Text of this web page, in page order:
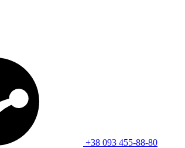
+38 093 455-88-80